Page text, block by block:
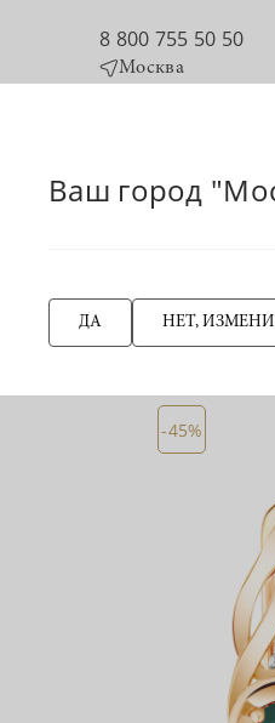
8 800 755 50 50
Москва
КАТАЛОГ
НАЗАД
-45%
Ваш город
ДА НЕТ,